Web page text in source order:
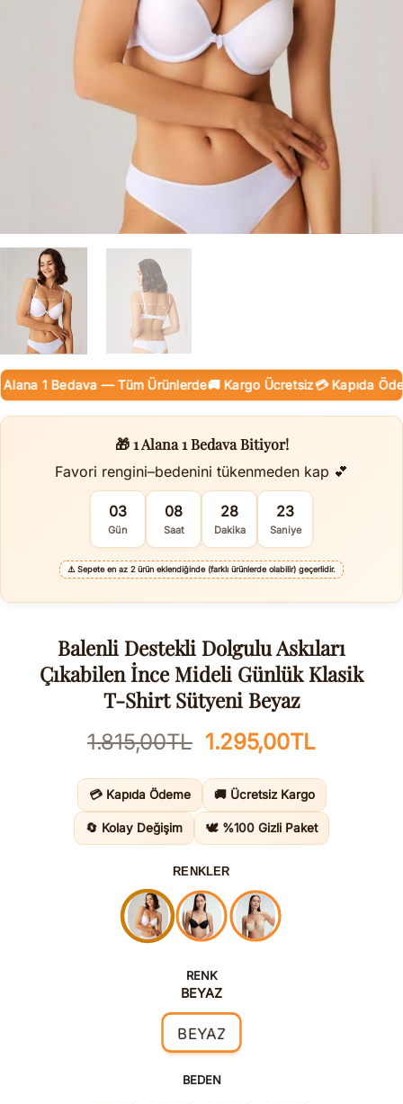
1 Bedava — Tüm Ürünlerde🚚 Kargo Ücretsiz💳 Kapıda
🎁 1 Alana 1 Bedava Bitiyor!
Favori rengini–bedenini tükenmeden kap 💕
03
Gün
08
Saat
28
Dakika
22
Saniye
⚠️ Sepete en az 2 ürün eklendiğinde (farklı ürünlerde olabilir) geçerlidir.
Balenli Destekli Dolgulu Askıları
Çıkabilen İnce Mideli Günlük Klasik
T-Shirt Sütyeni Beyaz
1.815,00TL Orijinal
1.815,00TL.
1.295,00TLŞu
fiyat:
💳 Kapıda Ödeme 🚚 Ücretsiz Kargo
🔄 Kolay Değişim 🕊️ %100 Gizli Paket
RENKLER
RENK
BEYAZ
BEYAZ
BEDEN